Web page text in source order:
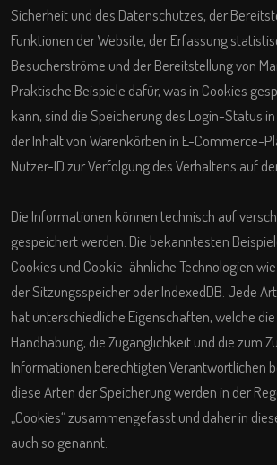
Sicherheit und des Datenschutzes, der
Funktionen der Website, der Erfassung
Besucherströme und der Bereitstellung von
Praktische Beispiele dafür, was in Cookies
kann, sind die Speicherung des Login-Status
der Inhalt von Warenkörben in E-Commerce-
Nutzer-ID zur Verfolgung des Verhaltens auf
Die Informationen können technisch auf
gespeichert werden. Die bekanntesten
Cookies und Cookie-ähnliche Technologien
der Sitzungsspeicher oder IndexedDB. Jede
hat unterschiedliche Eigenschaften, welche
Handhabung, die Zugänglichkeit und die zum
Informationen berechtigten Verantwortlichen
diese Arten der Speicherung werden in der
„Cookies“ zusammengefasst und daher in
auch so genannt.